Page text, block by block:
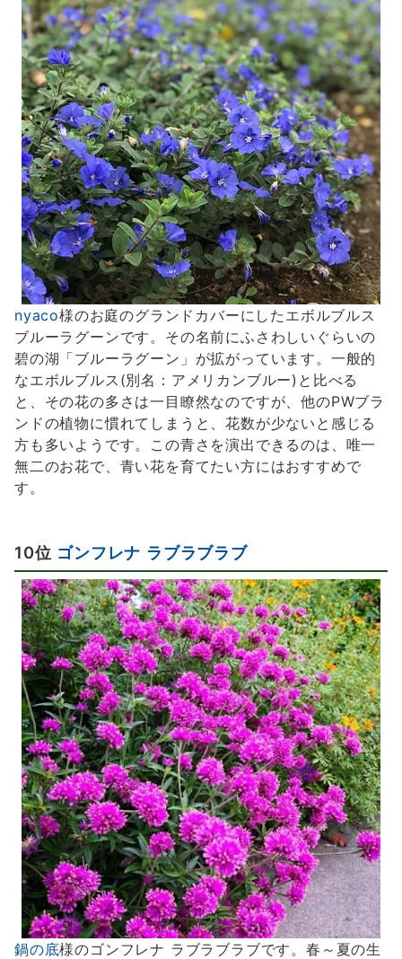
nyaco様のお庭のグランドカバーにしたエボルブルス
ブルーラグーンです。その名前にふさわしいぐらいの
碧の湖「ブルーラグーン」が拡がっています。一般的
なエボルブルス(別名：アメリカンブルー)と比べる
と、その花の多さは一目瞭然なのですが、他のPWブラ
ンドの植物に慣れてしまうと、花数が少ないと感じる
方も多いようです。この青さを演出できるのは、唯一
無二のお花で、青い花を育てたい方にはおすすめで
す。
10位 ゴンフレナ ラブラブラブ
鍋の底様のゴンフレナ ラブラブラブです。春～夏の生